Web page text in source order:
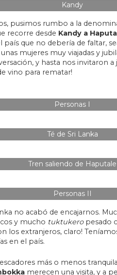
Kandy
pusimos rumbo a la
recorre desde Kandy a
país que no debería de faltar,
mujeres muy viajadas y
y hasta nos invitaron
vino para rematar!
Personas I
Té de Sri Lanka
Tren saliendo de Haputale
Personas II
no acabó de encajarnos.
y mucho tuktukeropesado
los extranjeros, claro!
en el país.
más o menos
merecen una visita, y a